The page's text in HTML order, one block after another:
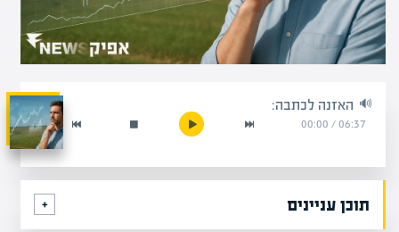
האזנה לכתבה:
06:37
/
00:00
תוכן עניינים